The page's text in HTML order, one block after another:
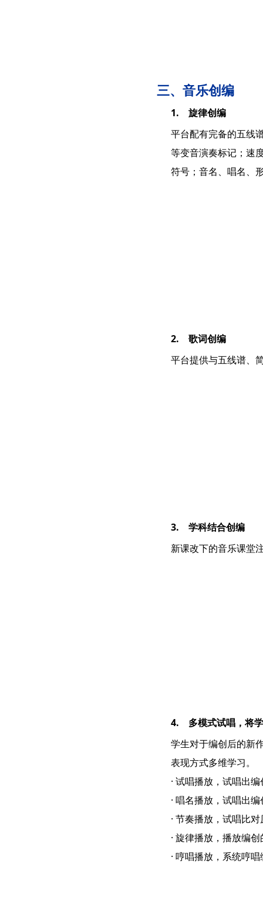
三、音乐创编
1. 旋律创编
平台配有完备的五线
等变音演奏标记；速
符号；音名、唱名、
2. 歌词创编
平台提供与五线谱、
3. 学科结合创编
新课改下的音乐课堂
4. 多模式试唱，将
学生对于编创后的新
表现方式多维学习。
· 试唱播放，试唱出
· 唱名播放，试唱出
· 节奏播放，试唱比
· 旋律播放，播放编
· 哼唱播放，系统哼